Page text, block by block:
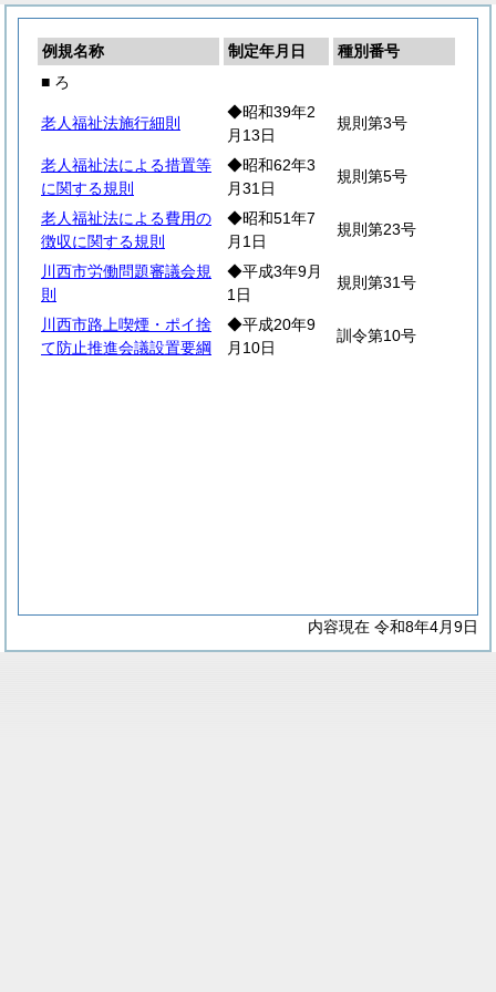
例規名称 制定年月日
種別番号
■ ろ
老人福祉法施行細則
◆昭和39年2
月13日
規則第3号
老人福祉法による措置等
に関する規則
◆昭和62年3
月31日
規則第5号
老人福祉法による費用の
徴収に関する規則
◆昭和51年7
月1日
規則第23号
川西市労働問題審議会規
則
◆平成3年9月
1日
規則第31号
川西市路上喫煙・ポイ捨
て防止推進会議設置要綱
◆平成20年9
月10日
訓令第10号
内容現在 令和8年4月9日